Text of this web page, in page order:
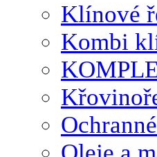
Klínové
Kombi